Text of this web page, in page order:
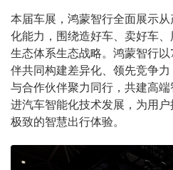
本届车展，鸿蒙智行全面展示
化能力，围绕造好车、卖好车
生态体系生态战略。鸿蒙智行
伴共同构建差异化、领先竞争力
与合作伙伴聚力同行，共建高
进汽车智能化技术发展，为用
极致的智慧出行体验。